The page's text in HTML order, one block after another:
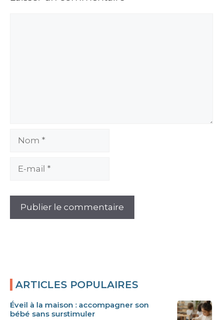
Nom
ARTICLES POPULAIRES
Éveil à la maison : accompagner son
bébé sans surstimuler